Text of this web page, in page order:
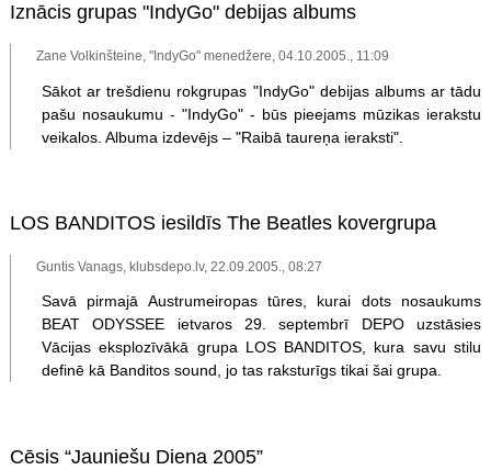
Iznācis grupas "IndyGo" debijas albums
Zane Volkinšteine, "IndyGo" menedžere, 04.10.2005., 11:09
Sākot ar trešdienu rokgrupas "IndyGo" debijas albums ar tādu
pašu nosaukumu - "IndyGo" - būs pieejams mūzikas ierakstu
veikalos. Albuma izdevējs – "Raibā taureņa ieraksti".
LOS BANDITOS iesildīs The Beatles kovergrupa
Guntis Vanags, klubsdepo.lv, 22.09.2005., 08:27
Savā pirmajā Austrumeiropas tūres, kurai dots nosaukums
BEAT ODYSSEE ietvaros 29. septembrī DEPO uzstāsies
Vācijas eksplozīvākā grupa LOS BANDITOS, kura savu stilu
definē kā Banditos sound, jo tas raksturīgs tikai šai grupa.
Cēsis “Jauniešu Diena 2005”